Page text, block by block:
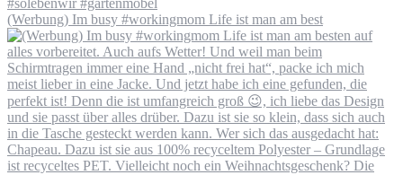
(Werbung) Im busy #workingmom Life ist man am best